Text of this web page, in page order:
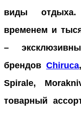
виды
временем и
–
брендов Chiruca,
Spirale,
товарный